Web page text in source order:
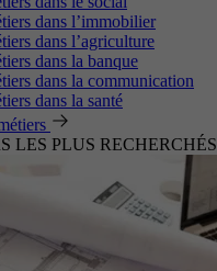
dans l’immobilier
dans l’agriculture
dans la banque
dans la communication
dans la santé
LES PLUS RECHERCHÉS